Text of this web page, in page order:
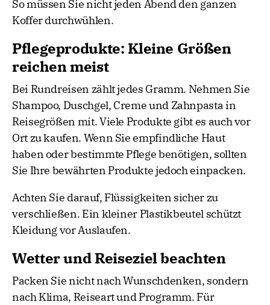
So müssen Sie nicht jeden Abend den ganzen
Koffer durchwühlen.
Pflegeprodukte: Kleine Größen
reichen meist
Bei Rundreisen zählt jedes Gramm. Nehmen Sie
Shampoo, Duschgel, Creme und Zahnpasta in
Reisegrößen mit. Viele Produkte gibt es auch vor
Ort zu kaufen. Wenn Sie empfindliche Haut
haben oder bestimmte Pflege benötigen, sollten
Sie Ihre bewährten Produkte jedoch einpacken.
Achten Sie darauf, Flüssigkeiten sicher zu
verschließen. Ein kleiner Plastikbeutel schützt
Kleidung vor Auslaufen.
Wetter und Reiseziel beachten
Packen Sie nicht nach Wunschdenken, sondern
nach Klima, Reiseart und Programm. Für